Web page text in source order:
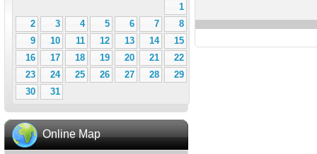
1
2
3 4 5 6 7
8
9
10 11 12 13 14
15
16
17 18 19 20 21
22
23
24 25 26 27 28
29
30
31
Online Map